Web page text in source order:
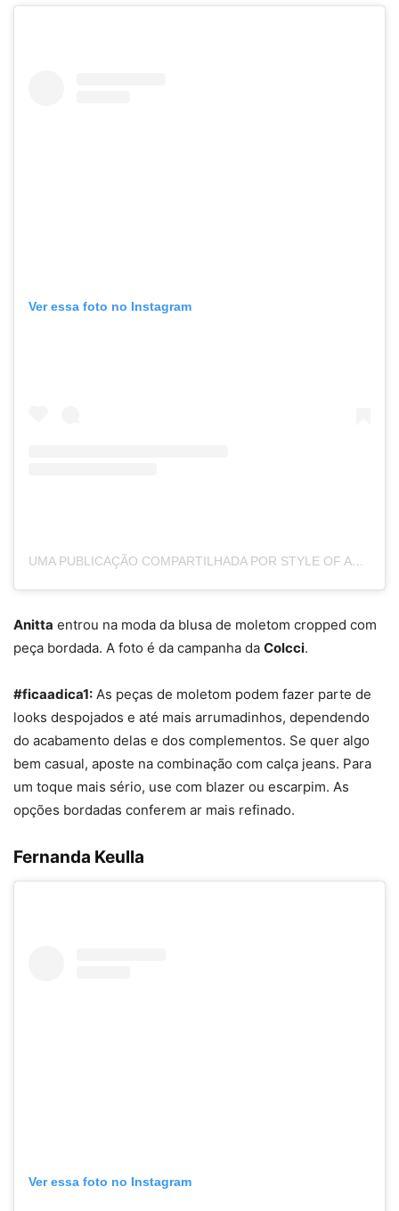
Ver essa foto no Instagram
UMA PUBLICAÇÃO COMPARTILHADA POR STYLE OF ANITTA (@STYLEOFANITTA)
Anitta entrou na moda da blusa de moletom cropped com
peça bordada. A foto é da campanha da Colcci.
#ficaadica1: As peças de moletom podem fazer parte de
looks despojados e até mais arrumadinhos, dependendo
do acabamento delas e dos complementos. Se quer algo
bem casual, aposte na combinação com calça jeans. Para
um toque mais sério, use com blazer ou escarpim. As
opções bordadas conferem ar mais refinado.
Fernanda Keulla
Ver essa foto no Instagram